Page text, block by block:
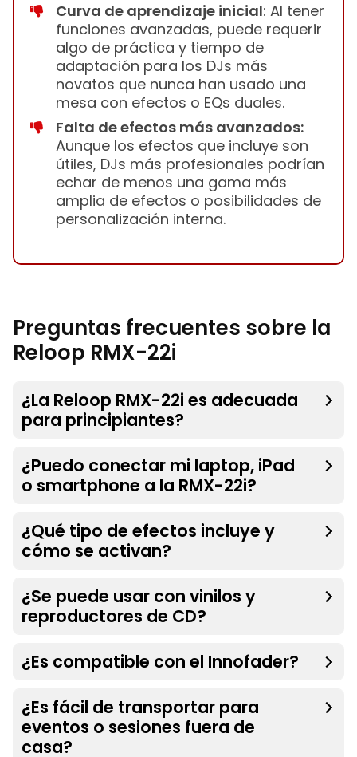
Curva de aprendizaje inicial: Al tener
funciones avanzadas, puede requerir
algo de práctica y tiempo de
adaptación para los DJs más
novatos que nunca han usado una
mesa con efectos o EQs duales.
Falta de efectos más avanzados:
Aunque los efectos que incluye son
útiles, DJs más profesionales podrían
echar de menos una gama más
amplia de efectos o posibilidades de
personalización interna.
Preguntas frecuentes sobre la
Reloop RMX-22i
¿La Reloop RMX-22i es adecuada
para principiantes?
¿Puedo conectar mi laptop, iPad
o smartphone a la RMX-22i?
¿Qué tipo de efectos incluye y
cómo se activan?
¿Se puede usar con vinilos y
reproductores de CD?
¿Es compatible con el Innofader?
¿Es fácil de transportar para
eventos o sesiones fuera de
casa?